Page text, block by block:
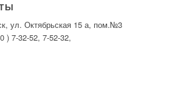
ул. Октябрьская 15 а, пом.№3
) 7-32-52, 7-52-32,